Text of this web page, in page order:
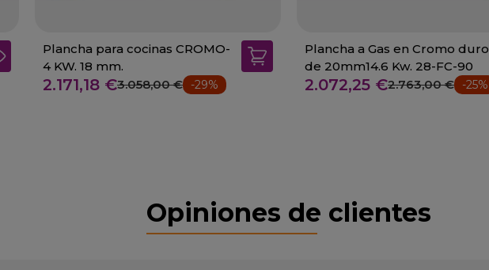
Plancha para cocinas CROMO-
4 KW. 18 mm.
2.171,18 €3.058,00 € -29%
Plancha a Gas en Cromo duro
de 20mm14.6 Kw. 28-FC-90
2.072,25 €2.763,00 € -25%
Opiniones de clientes